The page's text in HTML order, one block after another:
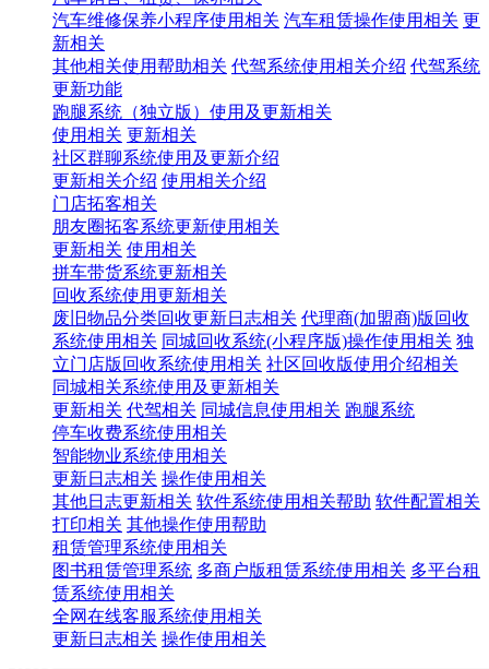
汽车维修保养小程序使用相关 汽车租赁操作使用相关 更
新相关
其他相关使用帮助相关 代驾系统使用相关介绍 代驾系统
更新功能
跑腿系统（独立版）使用及更新相关
使用相关 更新相关
社区群聊系统使用及更新介绍
更新相关介绍 使用相关介绍
门店拓客相关
朋友圈拓客系统更新使用相关
更新相关 使用相关
拼车带货系统更新相关
回收系统使用更新相关
废旧物品分类回收更新日志相关 代理商(加盟商)版回收
系统使用相关 同城回收系统(小程序版)操作使用相关 独
立门店版回收系统使用相关 社区回收版使用介绍相关
同城相关系统使用及更新相关
更新相关 代驾相关 同城信息使用相关 跑腿系统
停车收费系统使用相关
智能物业系统使用相关
更新日志相关 操作使用相关
其他日志更新相关 软件系统使用相关帮助 软件配置相关
打印相关 其他操作使用帮助
租赁管理系统使用相关
图书租赁管理系统 多商户版租赁系统使用相关 多平台租
赁系统使用相关
全网在线客服系统使用相关
更新日志相关 操作使用相关